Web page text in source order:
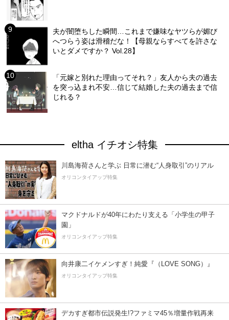
夫が闇堕ちした瞬間…これまで嫌味なヤツらが媚び
へつらう姿は滑稽だな！【母親ならすべてを許さな
いとダメですか？ Vol.28】
「元嫁と別れた理由ってそれ？」友人から夫の過去
を突っ込まれ不安…信じて結婚した夫の過去まで信
じれる？
eltha イチオシ特集
川島海荷さんと学ぶ 日常に潜む“人身取引”のリアル
オリコンタイアップ特集
マクドナルドが40年にわたり支える「小学生の甲子
園」
オリコンタイアップ特集
向井康二イケメンすぎ！純愛『（LOVE SONG）』
オリコンタイアップ特集
デカすぎ都市伝説発生!?ファミマ45％増量作戦再来